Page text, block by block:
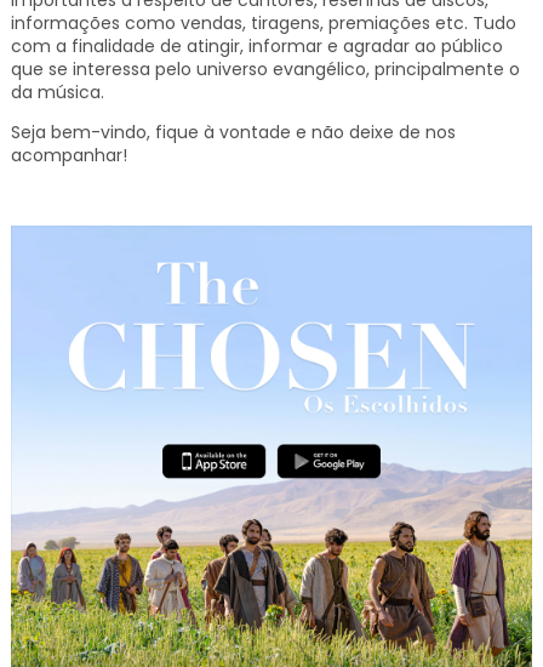
informações como vendas, tiragens, premiações etc. Tudo
com a finalidade de atingir, informar e agradar ao público
que se interessa pelo universo evangélico, principalmente o
da música.
Seja bem-vindo, fique à vontade e não deixe de nos
acompanhar!